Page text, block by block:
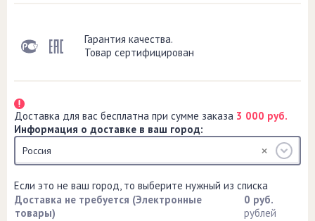
Гарантия качества.
Товар сертифицирован
Доставка для вас бесплатна при сумме заказа 3 000 руб.
Информация о доставке в ваш город:
Россия
Если это не ваш город, то выберите нужный из списка
Доставка не требуется (Электронные
товары)
0 руб.
рублей